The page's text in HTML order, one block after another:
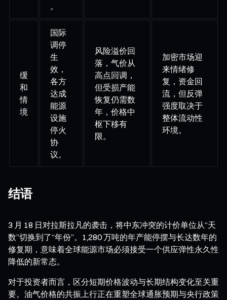
。
缓
和
情
境
国际
调停
生
效，
各方
达成
能源
设施
停火
协
议。
风险溢价回
落，气价从
高点回调，
但受损产能
恢复仍需数
年，价格中
枢下移有
限。
加密市场迎
来情绪修
复，资金回
流，但反弹
强度取决于
整体流动性
环境。
结语
3 月 18 日对拉斯拉凡的袭击，将中东冲突的计价单位从“天
数”切换到了“年份”。1,280 万吨的年产能停摆与长达数年的
修复期，意味着全球能源市场必须接受一个供应弹性永久性
降低的新常态。
对于投资者而言，区分短期价格波动与长期结构变化至关重
要。油气价格的共振上行正在重塑全球通胀预期与央行政策